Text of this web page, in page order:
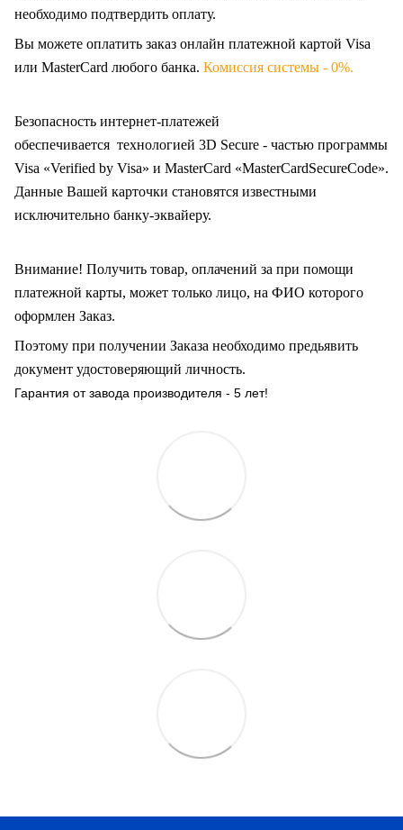
необходимо подтвердить оплату.
Вы можете оплатить заказ онлайн платежной картой Visa
или MasterCard любого банка. Комиссия системы - 0%.
Безопасность интернет-платежей
обеспечивается технологией 3D Secure - частью программы
Visa «Verified by Visa» и MasterCard «MasterCardSecureCode».
Данные Вашей карточки становятся известными
исключительно банку-эквайеру.
Внимание! Получить товар, оплачений за при помощи
платежной карты, может только лицо, на ФИО которого
оформлен Заказ.
Поэтому при получении Заказа необходимо предьявить
документ удостоверяющий личность.
Гарантия от завода производителя - 5 лет!